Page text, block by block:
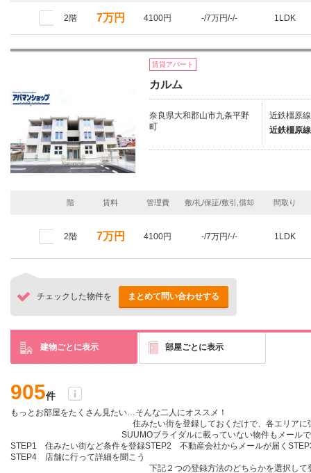
2階 7万円 4100円 -/7万円/-/- 1LDK
賃貸アパート
カルム
奈良県大和郡山市九条平野
町
近鉄橿原
近鉄橿原
階 賃料 管理費 敷/礼/保証/敷引,償却 間取り
2階 7万円 4100円 -/7万円/-/- 1LDK
チェックした物件を まとめて問い合わせする
建物ごとに表示 部屋ごとに表示
905件
もっとお部屋をたくさん見たい…そんな二人にオススメ！
住みたい街を登録しておくだけで、各エリアに
SUUMOブライダルに載っていない物件も メール
STEP1 住みたい街など条件を登録STEP2 不動産会社からメールが届く
STEP4 店舗に行って詳細を聞こう
下記２つの登録方法のどちらかを選択して